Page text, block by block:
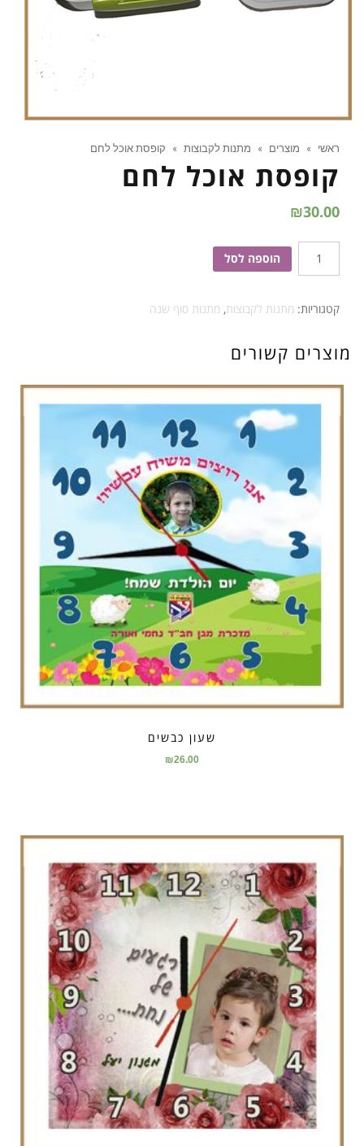
ראשי » מוצרים » מתנות לקבוצות » קופסת אוכל לחם
קופסת אוכל לחם
₪30.00
כמות
של
אוכל
הוספה לסל
קטגוריות: מתנות לקבוצות, מתנות סוף שנה
מוצרים קשורים
שעון כבשים
₪26.00